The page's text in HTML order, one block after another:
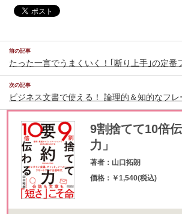
前の記事
たった一言でうまくいく！｢断り上手｣の定番
次の記事
ビジネス文書で使える！ 論理的＆知的なフレ
9割捨てて10倍
力」
著者：山口拓朗
価格：￥1,540(税込)